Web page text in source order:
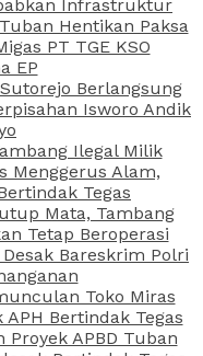
Infrastruktur
Hentikan Paksa
PT TGE KSO
EP
Berlangsung
Isworo Andik
Ilegal Milik
Menggerus Alam,
Tegas
Mata, Tambang
Tetap Beroperasi
Bareskrim Polri
Toko Miras
APH Bertindak Tegas
Proyek APBD Tuban